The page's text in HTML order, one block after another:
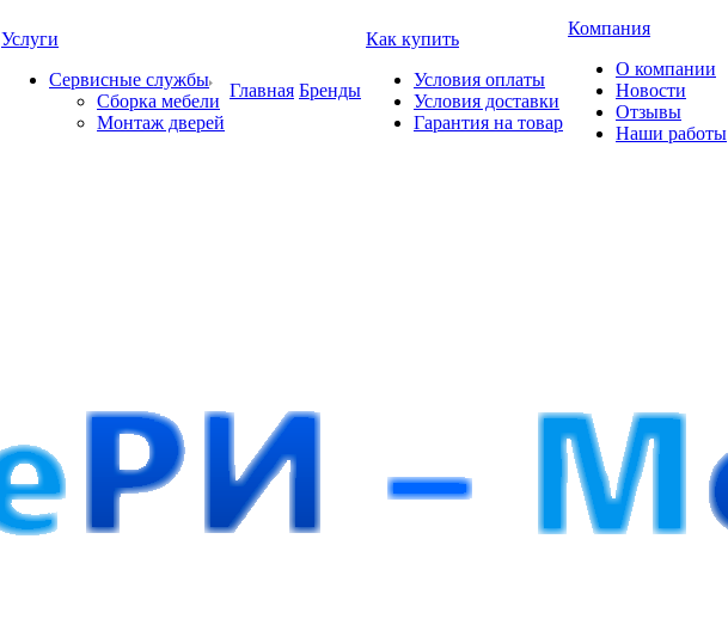
Услуги
Сервисные службы
Сборка мебели
Монтаж дверей
Главная Бренды
Как купить
Условия оплаты
Условия доставки
Гарантия на товар
Компания
О компании
Новости
Отзывы
Наши работы